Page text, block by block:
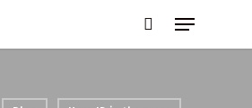
Menu